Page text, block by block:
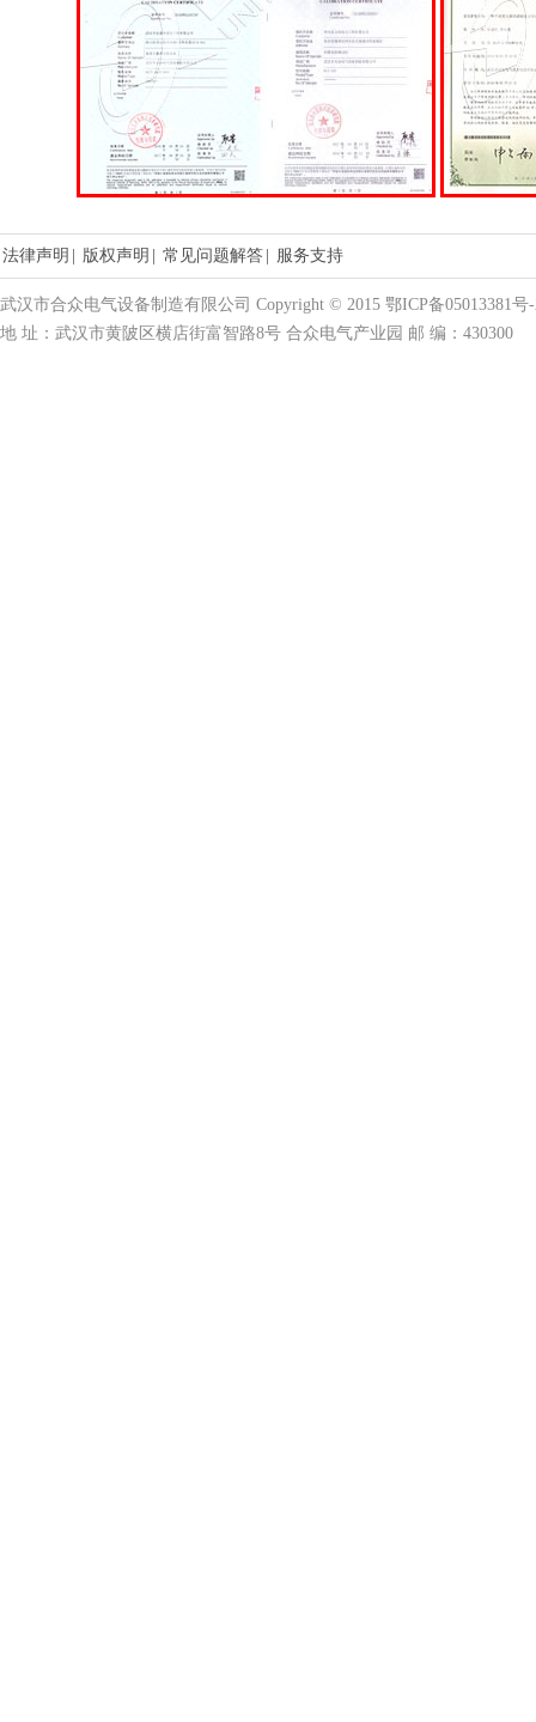
法律声明 版权声明 常见问题解答 服务支持
武汉市合众电气设备制造有限公司 Copyright © 2015 鄂ICP备05013381号
地 址：武汉市黄陂区横店街富智路8号 合众电气产业园 邮 编：430300